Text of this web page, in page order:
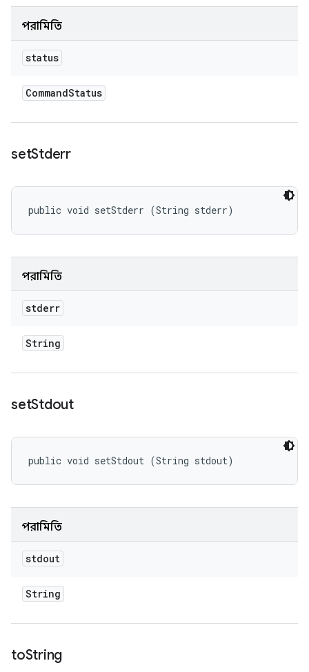
পরামিতি
status
CommandStatus
setStderr
public void setStderr (String stderr)
পরামিতি
stderr
String
setStdout
public void setStdout (String stdout)
পরামিতি
stdout
String
toString